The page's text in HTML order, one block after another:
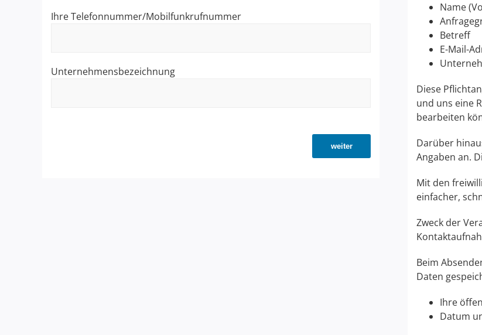
Ihre Telefonnummer/Mobilfunkrufnummer
Unternehmensbezeichnung
weiter
Name
Betreff
E-Mail-
Diese
und uns eine
bearbeiten
Darüber
Angaben an.
Mit den
einfacher,
Zweck der
Beim
Daten
Ihre
Datum